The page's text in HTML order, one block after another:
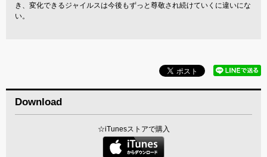
き、変化できるジャイルスは今後もずっと尊敬され続けていくに違いにな
い。
Download
☆iTunesストアで購入